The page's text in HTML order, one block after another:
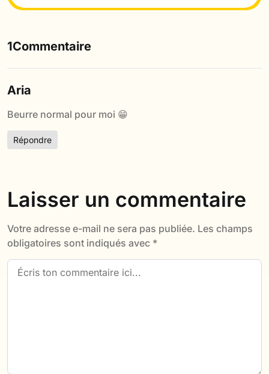
1Commentaire
Aria
Beurre normal pour moi 😁
Répondre
Laisser un commentaire
Votre adresse e-mail ne sera pas publiée. Les champs
obligatoires sont indiqués avec *